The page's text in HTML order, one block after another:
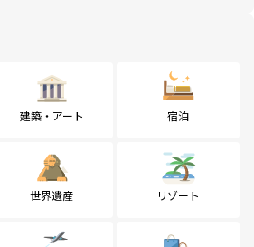
建築・アート 宿泊
世界遺産 リゾート